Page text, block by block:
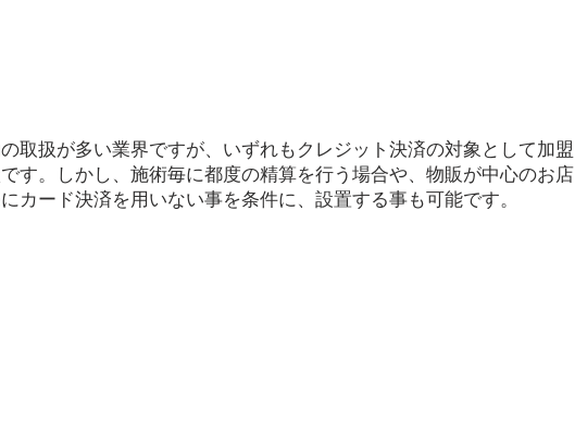
取扱が多い業界ですが、いずれもクレジット決済の対象として加盟
す。しかし、施術毎に都度の精算を行う場合や、物販が中心のお店
カード決済を用いない事を条件に、設置する事も可能です。